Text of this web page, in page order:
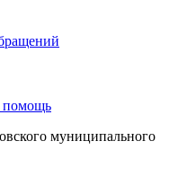
помощь
муниципального